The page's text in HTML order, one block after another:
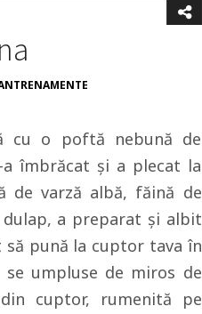
cu o poftă nebună de
a îmbrăcat şi a plecat la
de varză albă, făină de
a preparat şi albit
pună la cuptor tava în
umpluse de miros de
cuptor, rumenită pe